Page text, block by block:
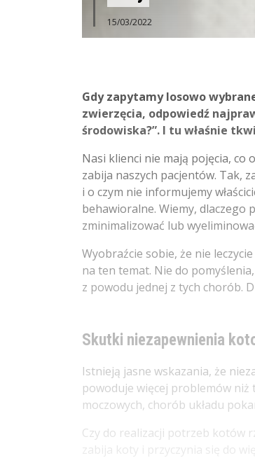
15/03/2022
Gdy zapytamy losowo
zwierzęcia, odpowiedź
środowiska?”. I tu właśnie
Nasi klienci nie mają pojęcia, co
zabija naszych pacjentów. Tak,
i o czym nie informujemy
behawioralne. Wiemy, dlaczego
zminimalizować lub
Wyobraźcie sobie, że nie
na ten temat. Nie do
z powodu jednej z tych chorób.
Skutki niezapewnienia
Istnieją jasne wskazania, że
powoduje więcej problemów niż
moczowych, chorób układu
Czy do realizacji potrzeb kotów
zabija koty i przyczynia się do